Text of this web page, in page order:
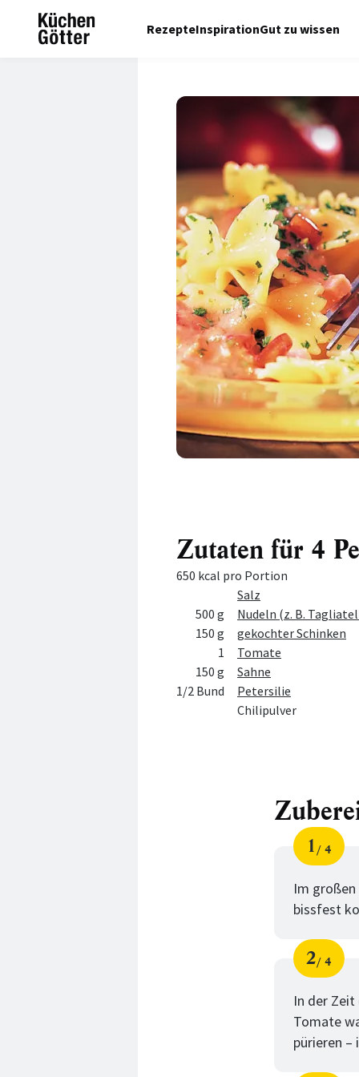
RezepteInspirationGut zu wissen
Zutaten für 4
650 kcal pro Portion
ZutatSalz
500 g
Nudeln (z. B.
150 g
gekochter Schinken
1
Tomate
150 g
Sahne
1/2 Bund
Petersilie
Chilipulver
Schritt
1
von
4
Im großen
bissfest
Schritt
2
von
4
In der Zeit
Tomate
pürieren